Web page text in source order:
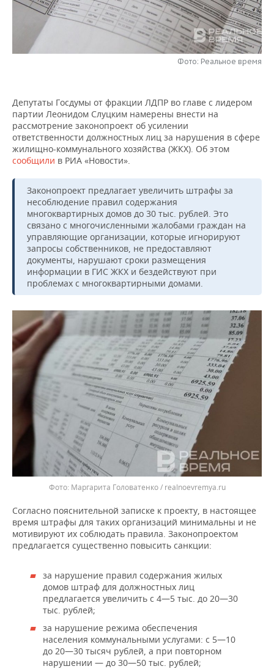
НЕФТЕХИМИЯ
НЕФТЬ
РОЗНИЧНАЯ ТОРГОВЛЯ
ТРАНСПОРТ
НОВОСТИ ТЕХНОЛОГИЙ
IT
ТЕЛЕКОММУНИКАЦИИ
МЕРОПРИЯТИЯ
НОВОСТИ МЕРОПРИЯТИЙ
БИЗНЕС-БРАНЧИ
ONLINE-КОНФЕРЕНЦИИ
ОТКРЫТАЯ ЛЕКЦИЯ
СПОРТ
ФУТБОЛ
ХОККЕЙ
БАСКЕТБОЛ
ВОЛЕЙБОЛ
КИБЕРСПОРТ
ФИГУРНОЕ КАТАНИЕ
ВОДНЫЕ ВИДЫ СПОРТА
НОВОСТИ ОБЩЕСТВА
ВЛАСТЬ
ИНФРАСТРУКТУРА
ИСТОРИЯ
КУЛЬТУРА
МЕДИЦИНА
ОБРАЗОВАНИЕ
ФОТОГАЛЕРЕЯ
СЮЖЕТЫ
СПРАВОЧНИК
СПИСОК ПЕРСОН
СПИСОК КОМПАНИЙ
ПОЛНАЯ ВЕРСИЯ
Фото: Реальное время
Депутаты Госдумы от фракции ЛДПР во главе с лидером
партии Леонидом Слуцким намерены внести на
рассмотрение законопроект об усилении
ответственности должностных лиц за нарушения в сфере
жилищно-коммунального хозяйства (ЖКХ). Об этом
сообщили в РИА «Новости».
Законопроект предлагает увеличить штрафы за
несоблюдение правил содержания
многоквартирных домов до 30 тыс. рублей. Это
связано с многочисленными жалобами граждан на
управляющие организации, которые игнорируют
запросы собственников, не предоставляют
документы, нарушают сроки размещения
информации в ГИС ЖКХ и бездействуют при
проблемах с многоквартирными домами.
Маргарита Головатенко / realnoevremya.ru
Согласно пояснительной записке к проекту, в настоящее
время штрафы для таких организаций минимальны и не
мотивируют их соблюдать правила. Законопроектом
предлагается существенно повысить санкции:
за нарушение правил содержания жилых
домов штраф для должностных лиц
предлагается увеличить с 4—5 тыс. до 20—30
тыс. рублей;
за нарушение режима обеспечения
населения коммунальными услугами: с 5—10
до 20—30 тысяч рублей, а при повторном
нарушении — до 30—50 тыс. рублей;